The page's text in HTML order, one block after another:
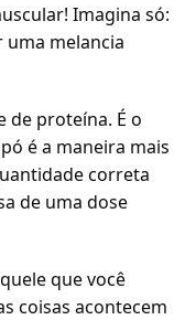
Imagina só:
melancia
de proteína. É o
é a maneira mais
correta
de uma dose
que você
coisas acontecem